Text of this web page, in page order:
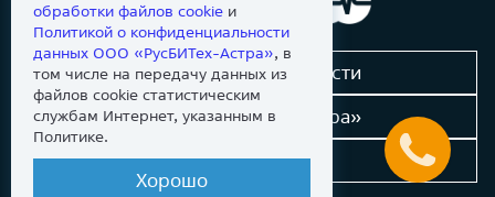
Сообщить об уязвимости
Новости «Группы Астра»
Dev-портал
обработки файлов сookie и
Политикой о конфиденциальности
данных ООО «РусБИТех-Астра», в
том числе на передачу данных из
файлов cookie статистическим
службам Интернет, указанным в
Политике.
Хорошо